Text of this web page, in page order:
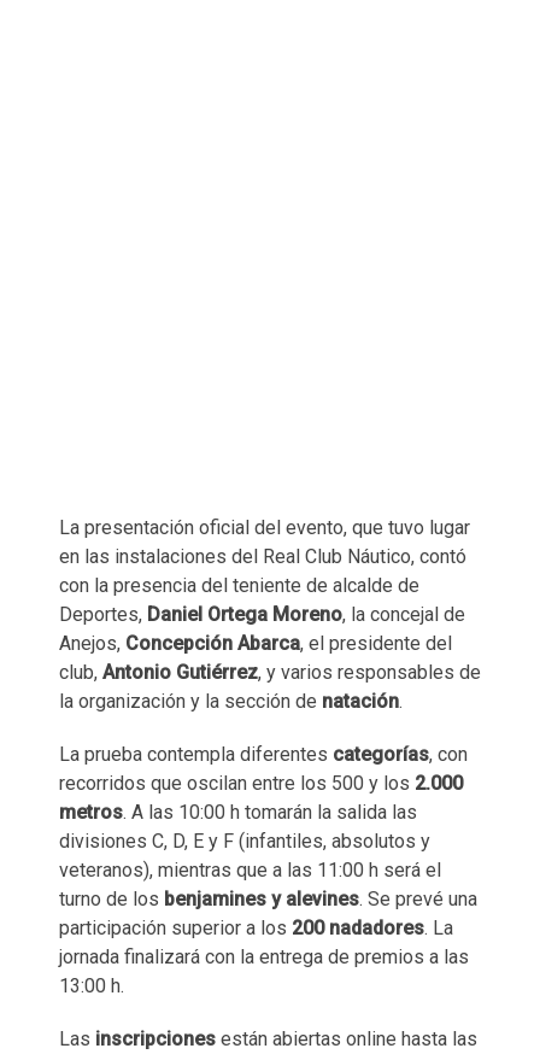
La presentación oficial del evento, que tuvo lugar
en las instalaciones del Real Club Náutico, contó
con la presencia del teniente de alcalde de
Deportes, Daniel Ortega Moreno, la concejal de
Anejos, Concepción Abarca, el presidente del
club, Antonio Gutiérrez, y varios responsables de
la organización y la sección de natación.
La prueba contempla diferentes categorías, con
recorridos que oscilan entre los 500 y los 2.000
metros. A las 10:00 h tomarán la salida las
divisiones C, D, E y F (infantiles, absolutos y
veteranos), mientras que a las 11:00 h será el
turno de los benjamines y alevines. Se prevé una
participación superior a los 200 nadadores. La
jornada finalizará con la entrega de premios a las
13:00 h.
Las inscripciones están abiertas online hasta las